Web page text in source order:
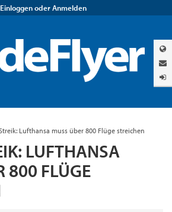
Einloggen oder Anmelden
Lufthansa muss über 800 Flüge streichen
LUFTHANSA
800 FLÜGE